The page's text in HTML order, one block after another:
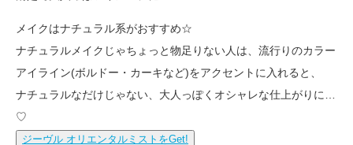
メイクはナチュラル系がおすすめ☆
ナチュラルメイクじゃちょっと物足りない人は、流行りのカラー
アイライン(ボルドー・カーキなど)をアクセントに入れると、
ナチュラルなだけじゃない、大人っぽくオシャレな仕上がりに…
♡
ジーヴル オリエンタルミストをGet!